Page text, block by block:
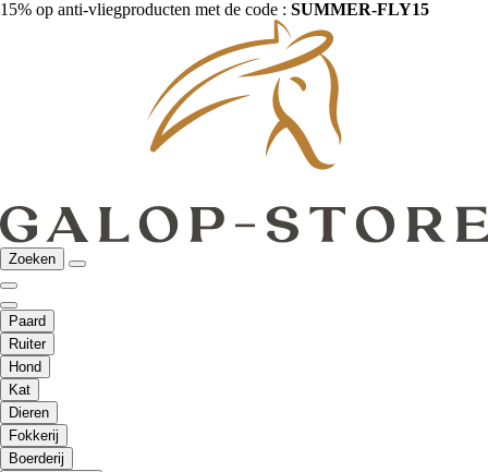
15% op anti-vliegproducten met de code : SUMMER-FLY15
Zoeken
Paard
Ruiter
Hond
Kat
Dieren
Fokkerij
Boerderij